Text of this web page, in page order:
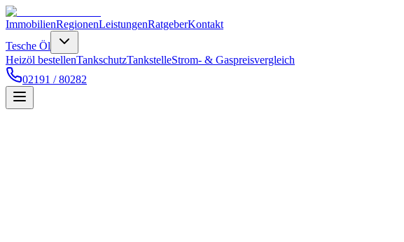
ImmobilienRegionenLeistungenRatgeberKontakt
Tesche Öl
Heizöl bestellenTankschutzTankstelleStrom- & Gaspreisvergleich
02191 / 80282